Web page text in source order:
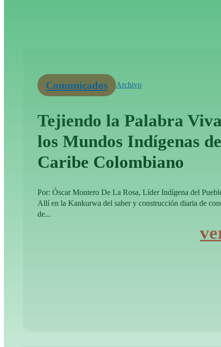
Comunicados Archivo
Tejiendo la Palabra
los Mundos Indígenas
Caribe Colombiano
Por: Óscar Montero De La Rosa, Líder Indígena del
Allí en la Kankurwa del saber y construcción diaria de
de...